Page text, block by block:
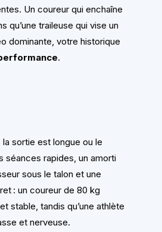
Un coureur qui enchaîne
qu’une traileuse qui vise un
dominante, votre historique
.
sortie est longue ou le
séances rapides, un amorti
sous le talon et une
: un coureur de 80 kg
stable, tandis qu’une athlète
et nerveuse.